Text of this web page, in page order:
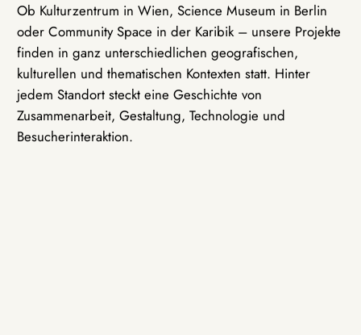
Ob Kulturzentrum in Wien, Science Museum in Berlin
oder Community Space in der Karibik – unsere Projekte
finden in ganz unterschiedlichen geografischen,
kulturellen und thematischen Kontexten statt. Hinter
jedem Standort steckt eine Geschichte von
Zusammenarbeit, Gestaltung, Technologie und
Besucherinteraktion.